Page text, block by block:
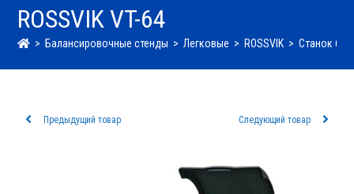
ROSSVIK VT-64
> Балансировочные стенды > Легковые > ROSSVIK > Станок
Предыдущий товар Следующий товар